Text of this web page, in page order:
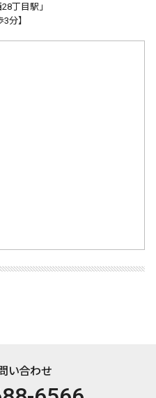
丁目駅」
分】
い合わせ